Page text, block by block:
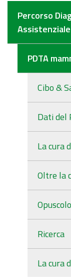
Percorso
PDTA
Cibo &
Dati del
La cura
Oltre la
Ricerca
La cura